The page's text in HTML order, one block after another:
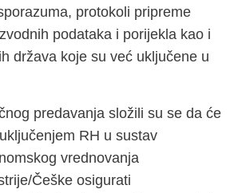
protokoli pripreme
podataka i porijekla kao i
država koje su već uključene u
predavanja složili su se da će
RH u sustav
vrednovanja
Češke osigurati